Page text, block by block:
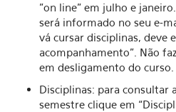
"on line" em julho e
será informado no seu e-
vá cursar disciplinas, deve
acompanhamento”. Não
em desligamento do curso.
Disciplinas: para consultar
semestre clique em